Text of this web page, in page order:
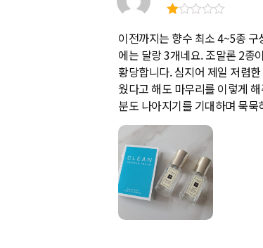
중
에
서
1
로
평
가
됨
이전까지는 향수 최소 4~5종
에는 달랑 3개네요. 조말론 2종
황당합니다. 심지어 제일 저렴
웠다고 해도 마무리를 이렇게
분도 나아지기를 기대하며 묵